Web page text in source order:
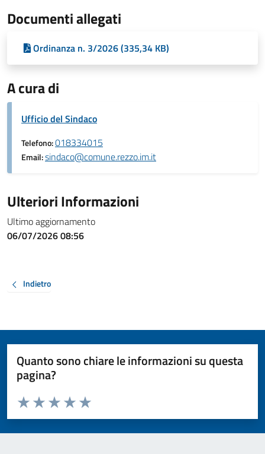
Documenti allegati
Ordinanza n. 3/2026 (335,34 KB)
A cura di
Ufficio del Sindaco
Telefono:018334015
Email:sindaco@comune.rezzo.im.it
Ulteriori Informazioni
Ultimo aggiornamento
06/07/2026 08:56
Indietro
Quanto sono chiare le informazioni su questa
pagina?
Valuta da 1 a 5 stelle la pagina
Valuta 5 stelle su 5
Valuta 4 stelle su 5
Valuta 3 stelle su 5
Valuta 2 stelle su 5
Valuta 1 stelle su 5